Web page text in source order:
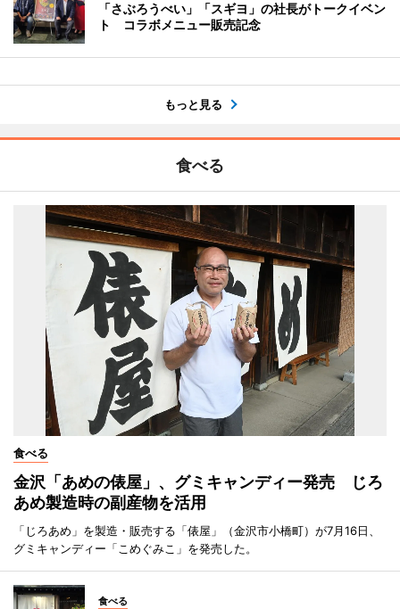
「さぶろうべい」「スギヨ」の社長がトークイベン
ト コラボメニュー販売記念
もっと見る
食べる
食べる
金沢「あめの俵屋」、グミキャンディー発売 じろ
あめ製造時の副産物を活用
「じろあめ」を製造・販売する「俵屋」（金沢市小橋町）が7月16日、
グミキャンディー「こめぐみこ」を発売した。
食べる